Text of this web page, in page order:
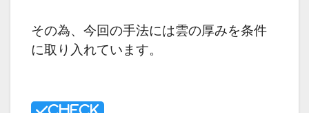
その為、今回の手法には雲の厚みを条件
に取り入れています。